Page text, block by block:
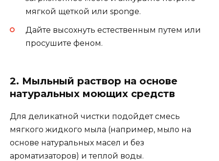
мягкой щеткой или sponge.
Дайте высохнуть естественным путем или
просушите феном.
2. Мыльный раствор на основе
натуральных моющих средств
Для деликатной чистки подойдет смесь
мягкого жидкого мыла (например, мыло на
основе натуральных масел и без
ароматизаторов) и теплой воды.